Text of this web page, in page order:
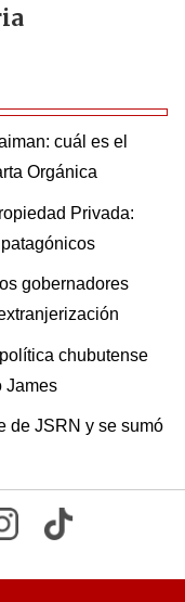
cuál es el
Orgánica
Privada:
gobernadores
chubutense
James
de JSRN y se sumó